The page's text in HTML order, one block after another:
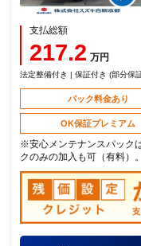
支払総額
217.2 万円
法定整備付き | 保証付き (部分保
パック料金あり
OK保証プレミアム
※安心メンテナンスパック
クのみの加入も可（有料）。